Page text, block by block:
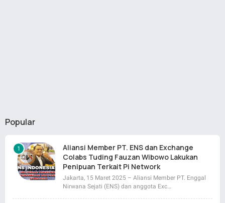
Popular
Aliansi Member PT. ENS dan Exchange
Colabs Tuding Fauzan Wibowo Lakukan
Penipuan Terkait Pi Network
Jakarta, 15 Maret 2025 – Aliansi Member PT. Enggal
Nirwana Sejati (ENS) dan anggota Exc…